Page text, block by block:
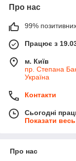
Про нас
99% позитивних
Працює з
м. Київ
пр. Степана
Україна
Контакти
Сьогодні
Показати
Про нас